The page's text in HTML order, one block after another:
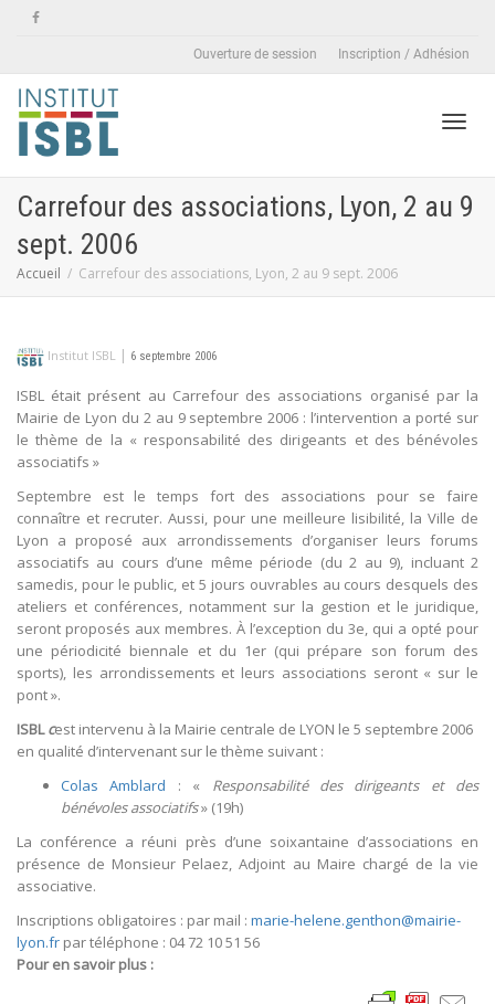
Ouverture de session Inscription / Adhésion
Carrefour des associations, Lyon, 2 au 9
sept. 2006
Accueil Carrefour des associations, Lyon, 2 au 9 sept. 2006
Institut ISBL | 6 septembre 2006
ISBL était présent au Carrefour des associations organisé par la
Mairie de Lyon du 2 au 9 septembre 2006 : l’intervention a porté sur
le thème de la « responsabilité des dirigeants et des bénévoles
associatifs »
Septembre est le temps fort des associations pour se faire
connaître et recruter. Aussi, pour une meilleure lisibilité, la Ville de
Lyon a proposé aux arrondissements d’organiser leurs forums
associatifs au cours d’une même période (du 2 au 9), incluant 2
samedis, pour le public, et 5 jours ouvrables au cours desquels des
ateliers et conférences, notamment sur la gestion et le juridique,
seront proposés aux membres. À l’exception du 3e, qui a opté pour
une périodicité biennale et du 1er (qui prépare son forum des
sports), les arrondissements et leurs associations seront « sur le
pont ».
ISBLcest intervenu à la Mairie centrale de LYON le 5 septembre 2006
en qualité d’intervenant sur le thème suivant :
Colas Amblard : « Responsabilité des dirigeants et des
bénévoles associatifs» (19h)
La conférence a réuni près d’une soixantaine d’associations en
présence de Monsieur Pelaez, Adjoint au Maire chargé de la vie
associative.
Inscriptions obligatoires : par mail : marie-helene.genthon@mairie-
lyon.fr par téléphone : 04 72 10 51 56
Pour en savoir plus :